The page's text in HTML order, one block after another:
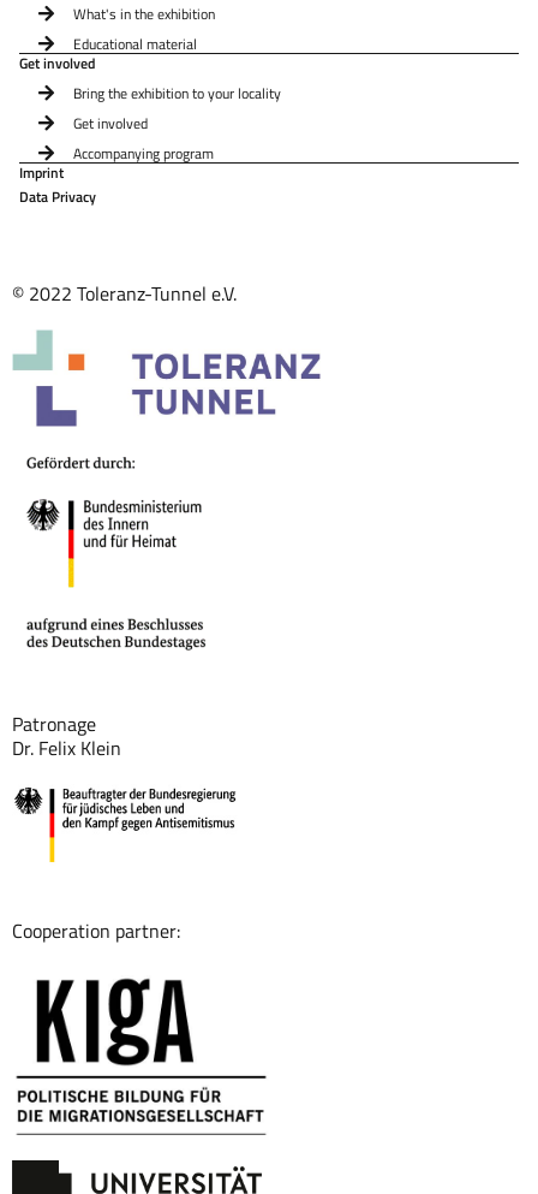
What's in the exhibition
Educational material
Get involved
Bring the exhibition to your locality
Get involved
Accompanying program
Imprint
Data Privacy
© 2022 Toleranz-Tunnel e.V.
Patronage
Dr. Felix Klein
Cooperation partner: